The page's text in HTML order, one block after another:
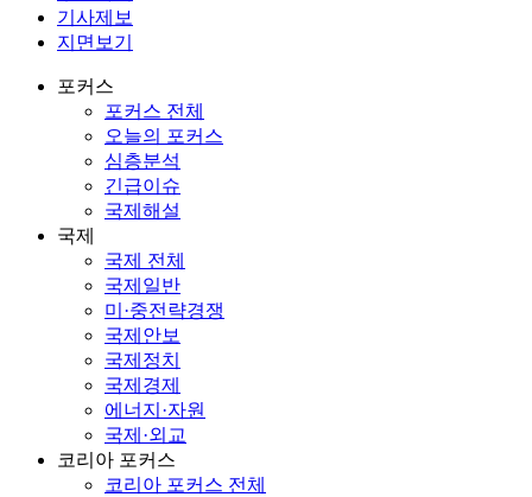
기사제보
지면보기
포커스
포커스 전체
오늘의 포커스
심층분석
긴급이슈
국제해설
국제
국제 전체
국제일반
미·중전략경쟁
국제안보
국제정치
국제경제
에너지·자원
국제·외교
코리아 포커스
코리아 포커스 전체